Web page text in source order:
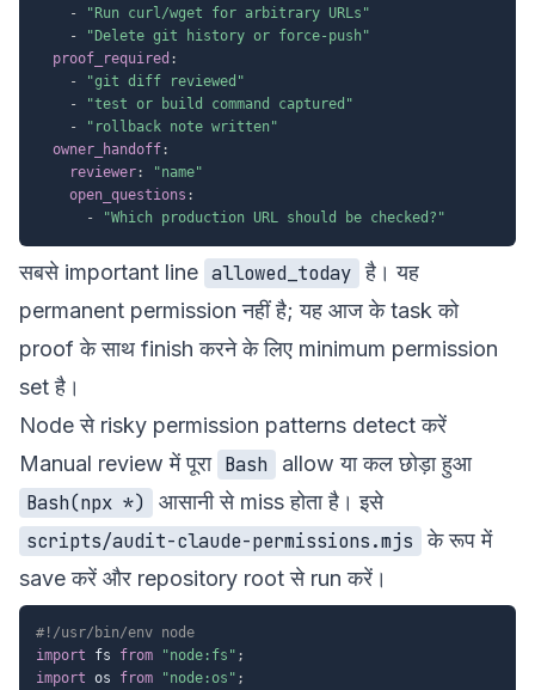
-
"Run curl/wget for arbitrary URLs"
-
"Delete git history or force-push"
proof_required :
-
"git diff reviewed"
-
"test or build command captured"
-
"rollback note written"
owner_handoff:
reviewer:
"name"
open_questions :
-
"Which production URL should be checked?"
सबसे important line allowed_today है। यह
permanent permission नहीं है; यह आज के task को
proof के साथ finish करने के लिए minimum permission
set है।
Node से risky permission patterns detect करें
Manual review में पूरा Bash
allow या कल छोड़ा हुआ
Bash(npx *)
आसानी से miss होता है। इसे
scripts/audit-claude-permissions.mjs के रूप में
save करें और repository root से run करें।
#!/usr/bin/env node
import fs from "node:fs" ;
import os from "node:os" ;